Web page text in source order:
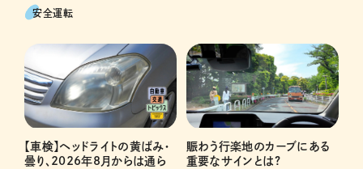
安全運転
【車検】ヘッドライトの黄ばみ・
曇り、2026年8月からは通ら
賑わう行楽地のカーブにある
重要なサインとは?